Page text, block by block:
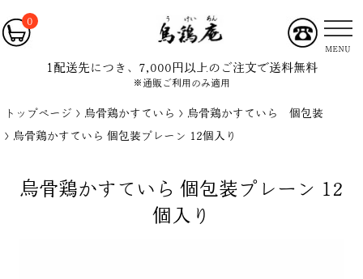
0
MENU
1配送先につき、7,000円以上のご注文で送料無料
※通販ご利用のみ適用
トップページ 烏骨鶏かすていら
烏骨鶏かすていら 個包装
烏骨鶏かすていら 個包装プレーン 12個入り
烏骨鶏かすていら 個包装プレーン 12
個入り